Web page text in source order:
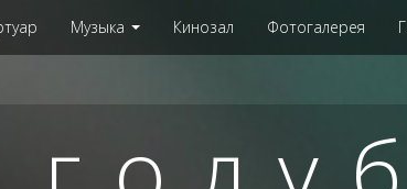
Музыка Кинозал Фотогалерея